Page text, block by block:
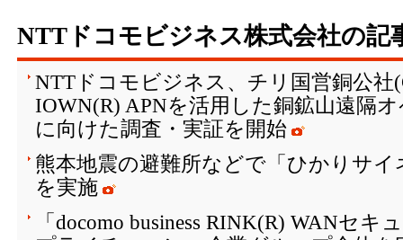
NTTドコモビジネス株式会社の記
NTTドコモビジネス、チリ国営銅公社
IOWN(R) APNを活用した銅鉱山遠隔
に向けた調査・実証を開始
熊本地震の避難所などで「ひかりサ
を実施
「docomo business RINK(R) WANセ